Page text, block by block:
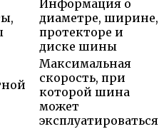
Информация о
диаметре, ширине,
протекторе и
диске шины
Максимальная
скорость, при
которой шина
может
эксплуатироваться